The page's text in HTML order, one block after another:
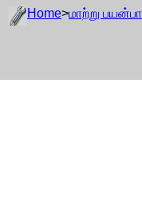
Home>மாற்று